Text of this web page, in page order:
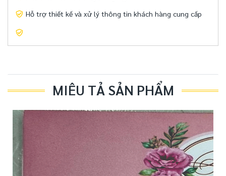
Hỗ trợ thiết kế và xử lý thông tin khách hàng cung cấp
MIÊU TẢ SẢN PHẨM